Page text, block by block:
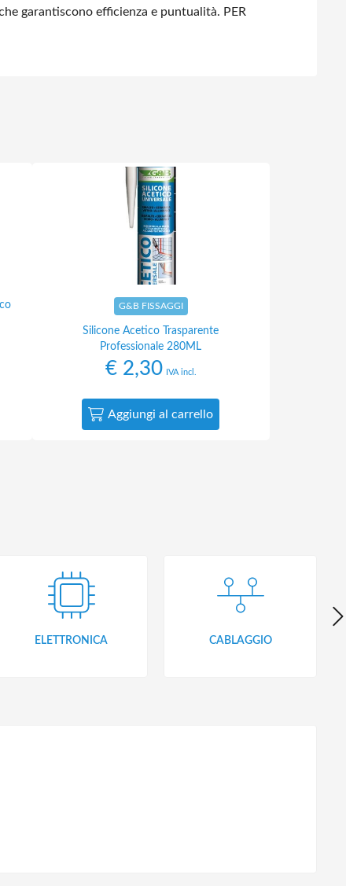
garantiscono efficienza e puntualità. PER
G&B FISSAGGI
Silicone Acetico Trasparente
Professionale 280ML
€2,30 IVA incl.
Aggiungi al carrello
ELETTRONICA CABLAGGIO